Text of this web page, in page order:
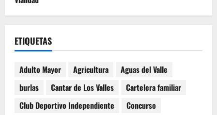
ETIQUETAS
Adulto Mayor Agricultura
Aguas del Valle
burlas
Cantar de Los Valles
Cartelera familiar
Club Deportivo Independiente
Concurso